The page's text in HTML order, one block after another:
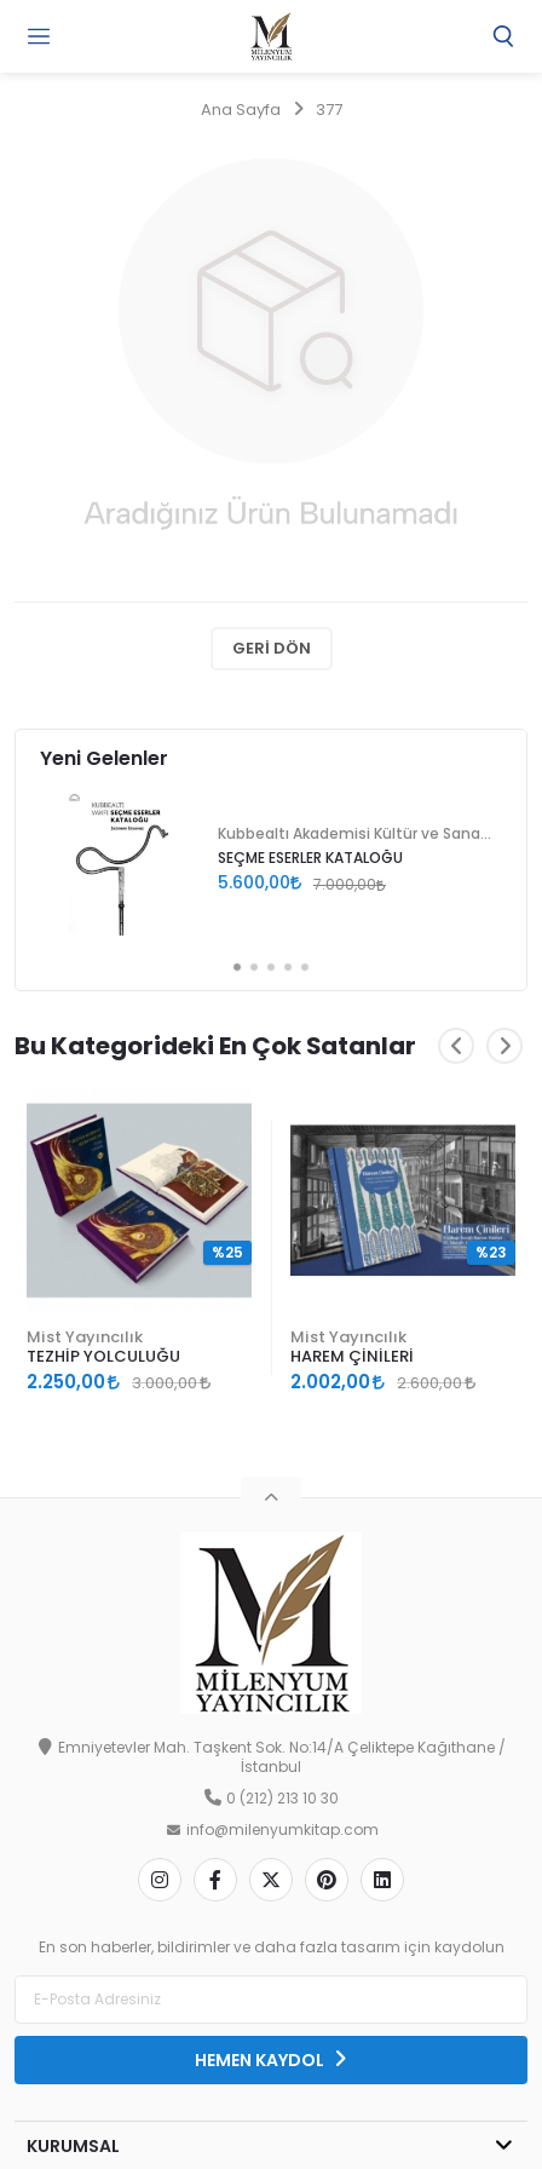
Ana Sayfa 377
GERI DÖN
Yeni Gelenler
SEÇME ESERLER KATALOĞU
5.600,00 7.000,00
Bu Kategorideki En Çok Satanlar
Mist Yayıncılık
TEZHİP YOLCULUĞU
2.250,00 3.000,00
%25
Mist Yayıncılık
HAREM ÇİNİLERİ
2.002,00 2.600,00
%23
Emniyetevler Mah. Taşkent Sok. No:14/A Çeliktepe Kağıthane /
İstanbul
0 (212) 213 10 30
info@milenyumkitap.com
En son haberler, bildirimler ve daha fazla tasarım için kaydolun
HEMEN KAYDOL
KURUMSAL